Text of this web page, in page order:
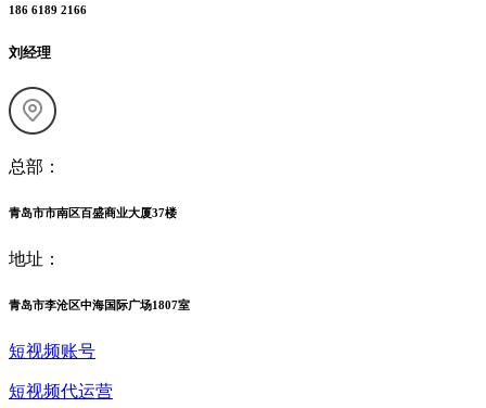
186 6189 2166
刘经理
总部：
青岛市市南区百盛商业大厦37楼
地址：
青岛市李沧区中海国际广场1807室
短视频账号
短视频代运营